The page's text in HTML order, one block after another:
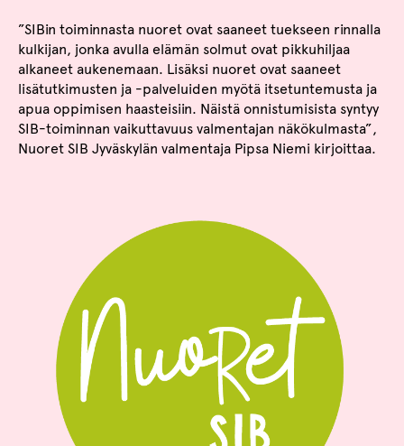
”SIBin toiminnasta nuoret ovat saaneet tuekseen rinnalla
kulkijan, jonka avulla elämän solmut ovat pikkuhiljaa
alkaneet aukenemaan. Lisäksi nuoret ovat saaneet
lisätutkimusten ja -palveluiden myötä itsetuntemusta ja
apua oppimisen haasteisiin. Näistä onnistumisista syntyy
SIB-toiminnan vaikuttavuus valmentajan näkökulmasta”,
Nuoret SIB Jyväskylän valmentaja Pipsa Niemi kirjoittaa.